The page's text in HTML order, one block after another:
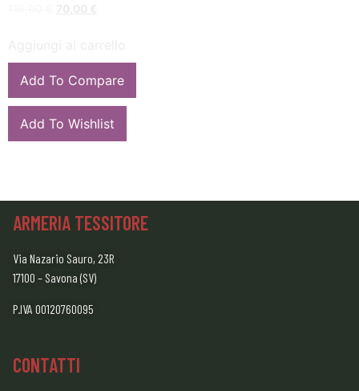
Add To Compare
Add To Wishlist
ARMERIA TESSITORE
Via Nazario Sauro, 23R
17100 – Savona (SV)
P.IVA 00120760095
CONTATTI